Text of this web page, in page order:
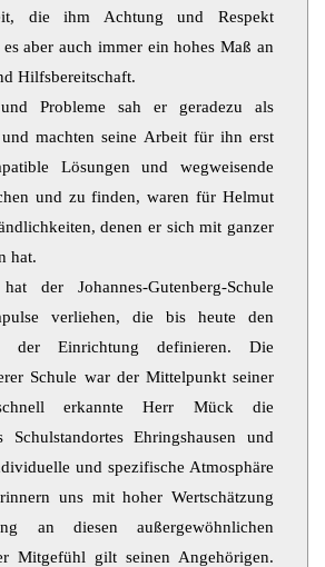
die ihm Achtung und Respekt
aber auch immer ein hohes Maß an
Hilfsbereitschaft.
und Probleme sah er geradezu als
machten seine Arbeit für ihn erst
Lösungen und wegweisende
und zu finden, waren für Helmut
denen er sich mit ganzer
hat.
der Johannes-Gutenberg-Schule
verliehen, die bis heute den
der Einrichtung definieren. Die
Schule war der Mittelpunkt seiner
erkannte Herr Mück die
Schulstandortes Ehringshausen und
und spezifische Atmosphäre
uns mit hoher Wertschätzung
an diesen außergewöhnlichen
Mitgefühl gilt seinen Angehörigen.